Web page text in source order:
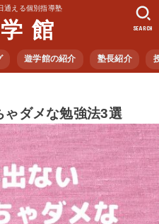
通える個別指導塾
館
遊学館の紹介 塾長紹介
SEARCH
ゃダメな勉強法3選